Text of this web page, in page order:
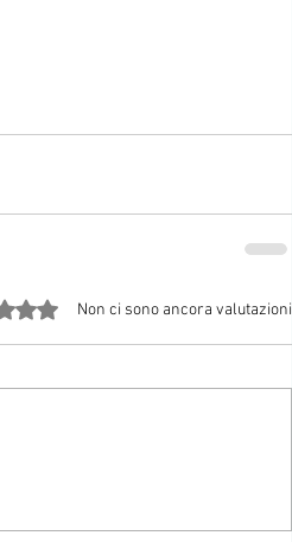
0 stelle su 5.
Non ci sono ancora valutazioni